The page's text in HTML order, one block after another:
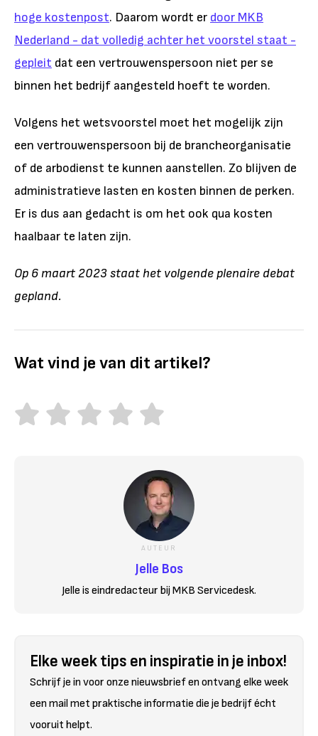
hoge kostenpost. Daarom wordt er door MKB
Nederland - dat volledig achter het voorstel staat -
gepleit dat een vertrouwenspersoon niet per se
binnen het bedrijf aangesteld hoeft te worden.
Volgens het wetsvoorstel moet het mogelijk zijn
een vertrouwenspersoon bij de brancheorganisatie
of de arbodienst te kunnen aanstellen. Zo blijven de
administratieve lasten en kosten binnen de perken.
Er is dus aan gedacht is om het ook qua kosten
haalbaar te laten zijn.
Op 6 maart 2023 staat het volgende plenaire debat
gepland.
Wat vind je van dit artikel?
AUTEUR
Jelle Bos
Jelle is eindredacteur bij MKB Servicedesk.
Elke week tips en inspiratie in je inbox!
Schrijf je in voor onze nieuwsbrief en ontvang elke week
een mail met praktische informatie die je bedrijf écht
vooruit helpt.